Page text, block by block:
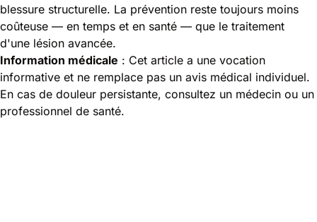
blessure structurelle. La prévention reste toujours moins
coûteuse — en temps et en santé — que le traitement
d'une lésion avancée.
Information médicale : Cet article a une vocation
informative et ne remplace pas un avis médical individuel.
En cas de douleur persistante, consultez un médecin ou un
professionnel de santé.